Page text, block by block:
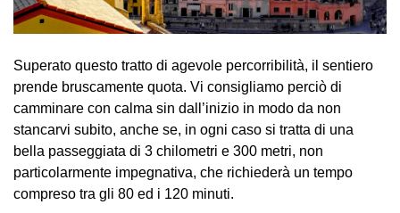
Superato questo tratto di agevole percorribilità, il sentiero
prende bruscamente quota. Vi consigliamo perciò di
camminare con calma sin dall’inizio in modo da non
stancarvi subito, anche se, in ogni caso si tratta di una
bella passeggiata di 3 chilometri e 300 metri, non
particolarmente impegnativa, che richiederà un tempo
compreso tra gli 80 ed i 120 minuti.